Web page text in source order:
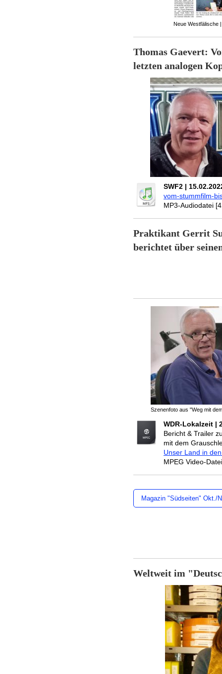
Neue Westfälische
Thomas Gaevert:
letzten analogen
SWF2 |
vom-stummfilm-
MP3-Audiodatei
Praktikant Gerrit
berichtet über
Szenenfoto aus "Weg mit
WDR-Lokalzeit |
Bericht & Trailer
mit dem
Unser Land in
MPEG Video-
Magazin "Südseiten" Okt./
Weltweit im